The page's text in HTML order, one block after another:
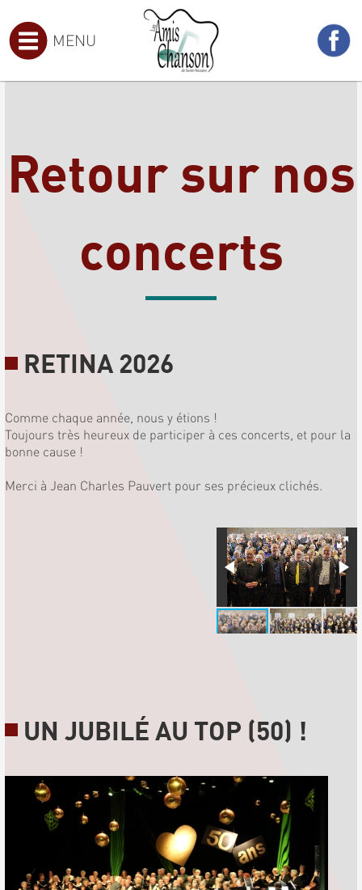
MENU
Retour sur nos
concerts
RETINA 2026
Comme chaque année, nous y étions !
Toujours très heureux de participer à ces concerts, et pour la
bonne cause !
Merci à Jean Charles Pauvert pour ses précieux clichés.
UN JUBILÉ AU TOP (50) !